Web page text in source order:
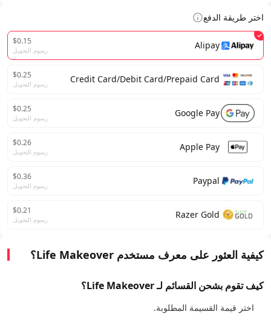
اختر طريقة الدفع
Alipay
$0.15
رسوم التحويل
Credit Card/Debit Card/Prepaid Card
$0.25
رسوم التحويل
Google Pay
$0.25
رسوم التحويل
Apple Pay
$0.26
رسوم التحويل
Paypal
$0.36
رسوم التحويل
Razer Gold
$0.21
رسوم التحويل
كيفية العثور على معرف مستخدم Life Makeover؟
كيف تقوم بشحن القسائم لـ Life Makeover؟
اختر قيمة القسيمة المطلوبة.